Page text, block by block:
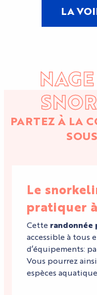
LA
PARTEZ À LA
Le
pratiquer
Cette randonnée
accessible à tous
d’équipements:
Vous pourrez
espèces